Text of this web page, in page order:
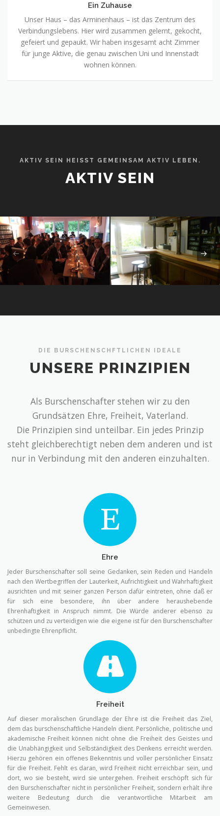
Ein Zuhause
Unser Haus – das Arminenhaus – ist das Zentrum des
Verbindungslebens. Hier wird zusammen gelernt, gekocht,
gefeiert und gepaukt. Wir haben insgesamt acht Zimmer
für junge Aktive, die genau zwischen Uni und Innenstadt
wohnen können.
AKTIV SEIN HEISST GEMEINSAM AKTIV LEBEN.
AKTIV SEIN
DIE BURSCHENSCHFTLICHEN IDEALE
UNSERE PRINZIPIEN
Als Burschenschafter stehen wir zu den
Grundsätzen Ehre, Freiheit, Vaterland.
Die Prinzipien sind unteilbar. Ein jedes Prinzip
steht gleichberechtigt neben dem anderen und ist
nur in Verbindung mit den anderen einzuhalten.
Ehre
Jeder Burschenschafter soll seine Gedanken, sein Reden und Handeln
nach den Wertbegriffen der Lauterkeit, Aufrichtigkeit und Wahrhaftigkeit
ausrichten und mit seiner ganzen Person dafür eintreten, ohne daß er
für sich eine besondere, ihn über andere heraushebende
Ehrenhaftigkeit in Anspruch nimmt. Die Würde anderer ebenso zu
schützen und zu verteidigen wie die eigene ist für den Burschenschafter
unbedingte Ehrenpflicht.
Freiheit
Auf dieser moralischen Grundlage der Ehre ist die Freiheit das Ziel,
dem das burschenschaftliche Handeln dient. Persönliche, politische und
akademische Freiheit können nicht ohne die Freiheit des Geistes und
die Unabhängigkeit und Selbständigkeit des Denkens erreicht werden.
Hierzu gehören ein offenes Bekenntnis und voller persönlicher Einsatz
für die Freiheit. Fehlt es daran, wird Freiheit nicht erreichbar sein, und
dort, wo sie besteht, wird sie untergehen. Freiheit erschöpft sich für
den Burschenschafter nicht in persönlicher Freiheit, sondern erhält ihre
weitere Bedeutung durch die verantwortliche Mitarbeit am
Gemeinwesen.